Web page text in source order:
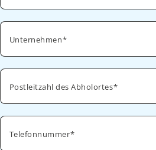
Unternehmen
Postleitzahl des Abholortes
Telefonnummer